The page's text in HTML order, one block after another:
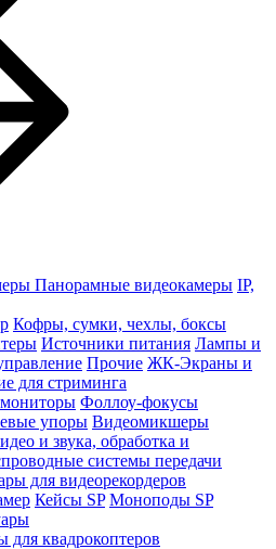
Панорамные видеокамеры IP,
Кофры, сумки, чехлы, боксы
Источники питания Лампы и
Прочие ЖК-Экраны и
для стриминга
Фоллоу-фокусы
упоры Видеомикшеры
и звука, обработка и
системы передачи
для видеорекордеров
Кейсы SP Моноподы SP
для квадрокоптеров